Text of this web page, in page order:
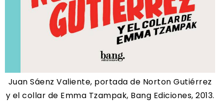
Juan Sáenz Valiente, portada de Norton Gutiérrez
y el collar de Emma Tzampak, Bang Ediciones, 2013.